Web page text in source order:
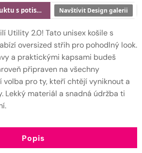
Utility 2.0! Tato unisex košile s
oversized střih pro pohodlný look.
a praktickými kapsami budeš
připraven na všechny
volba pro ty, kteří chtějí vyniknout a
Lekký materiál a snadná údržba ti
Ukázka tohoto produktu s potiskem Navštívit Design galerii
Popis